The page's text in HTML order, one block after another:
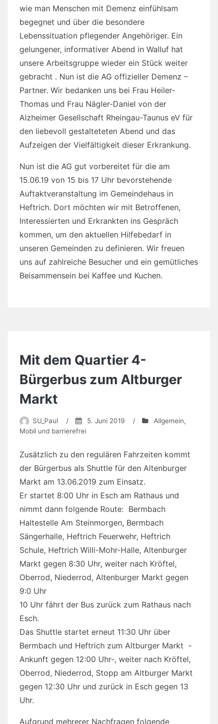
wie man Menschen mit Demenz einfühlsam
begegnet und über die besondere
Lebenssituation pflegender Angehöriger. Ein
gelungener, informativer Abend in Walluf hat
unsere Arbeitsgruppe wieder ein Stück weiter
gebracht . Nun ist die AG offizieller Demenz –
Partner. Wir bedanken uns bei Frau Heiler-
Thomas und Frau Nägler-Daniel von der
Alzheimer Gesellschaft Rheingau-Taunus eV für
den liebevoll gestalteteten Abend und das
Aufzeigen der Vielfältigkeit dieser Erkrankung.
Nun ist die AG gut vorbereitet für die am
15.06.19 von 15 bis 17 Uhr bevorstehende
Auftaktveranstaltung im Gemeindehaus in
Heftrich. Dort möchten wir mit Betroffenen,
Interessierten und Erkrankten ins Gespräch
kommen, um den aktuellen Hilfebedarf in
unseren Gemeinden zu definieren. Wir freuen
uns auf zahlreiche Besucher und ein gemütliches
Beisammensein bei Kaffee und Kuchen.
Mit dem Quartier 4-
Bürgerbus zum Altburger
Markt
SU_Paul / 5. Juni 2019 / Allgemein,
Mobil und barrierefrei
Zusätzlich zu den regulären Fahrzeiten kommt
der Bürgerbus als Shuttle für den Altenburger
Markt am 13.06.2019 zum Einsatz.
Er startet 8:00 Uhr in Esch am Rathaus und
nimmt dann folgende Route: Bermbach
Haltestelle Am Steinmorgen, Bermbach
Sängerhalle, Heftrich Feuerwehr, Heftrich
Schule, Heftrich Willi-Mohr-Halle, Altenburger
Markt gegen 8:30 Uhr, weiter nach Kröftel,
Oberrod, Niederrod, Altenburger Markt gegen
9:0 Uhr
10 Uhr fährt der Bus zurück zum Rathaus nach
Esch.
Das Shuttle startet erneut 11:30 Uhr über
Bermbach und Heftrich zum Altburger Markt -
Ankunft gegen 12:00 Uhr-, weiter nach Kröftel,
Oberrod, Niederrod, Stopp am Altburger Markt
gegen 12:30 Uhr und zurück in Esch gegen 13
Uhr.
Aufgrund mehrerer Nachfragen folgende